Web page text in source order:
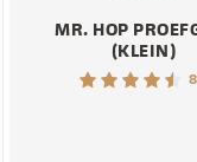
MR. HOP
(KLEIN)